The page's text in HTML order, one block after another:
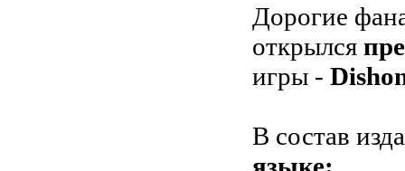
Дорогие
открылся
игры -
В состав